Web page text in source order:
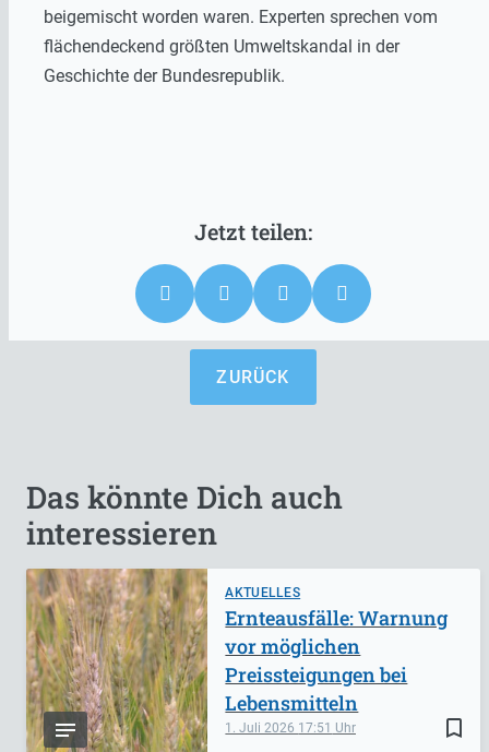
beigemischt worden waren. Experten sprechen vom
flächendeckend größten Umweltskandal in der
Geschichte der Bundesrepublik.
ZURÜCK
Das könnte Dich auch
interessieren
AKTUELLES
bookmark_border
1. Juli 2026 17:51
Ernteausfälle: Warnung
vor möglichen
Preissteigungen bei
Lebensmitteln